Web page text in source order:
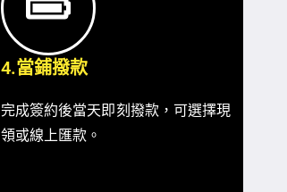
4.當鋪撥款
完成簽約後當天即刻撥款，可選擇現
領或線上匯款。